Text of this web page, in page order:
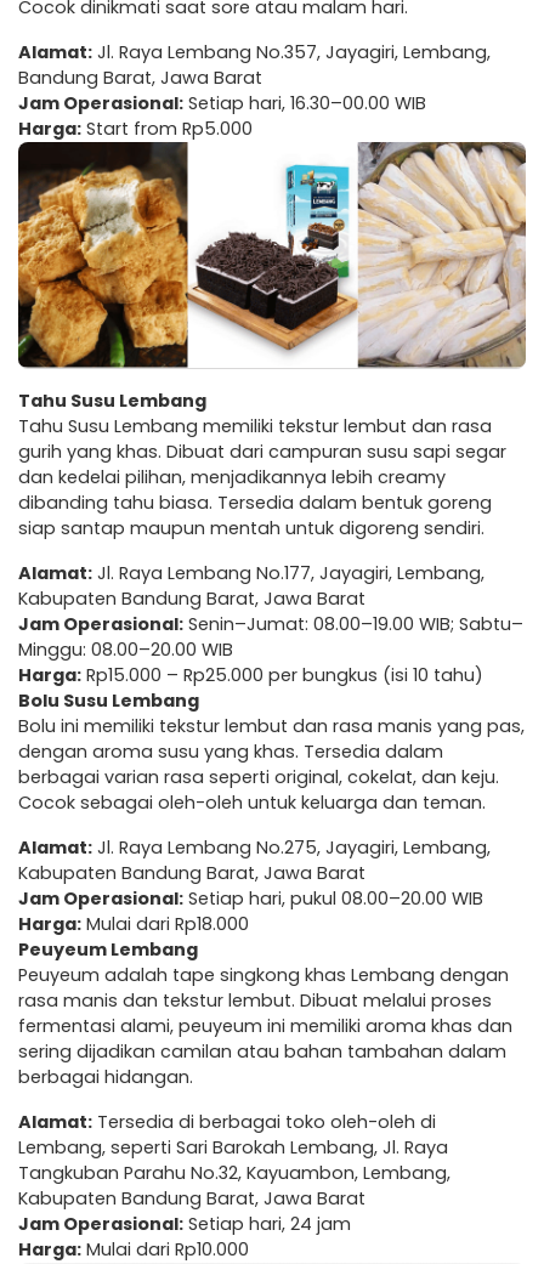
Cocok dinikmati saat sore atau malam hari.
Alamat: Jl. Raya Lembang No.357, Jayagiri, Lembang,
Bandung Barat, Jawa Barat
Jam Operasional: Setiap hari, 16.30–00.00 WIB
Harga: Start from Rp5.000
Tahu Susu Lembang
Tahu Susu Lembang memiliki tekstur lembut dan rasa
gurih yang khas. Dibuat dari campuran susu sapi segar
dan kedelai pilihan, menjadikannya lebih creamy
dibanding tahu biasa. Tersedia dalam bentuk goreng
siap santap maupun mentah untuk digoreng sendiri.
Alamat: Jl. Raya Lembang No.177, Jayagiri, Lembang,
Kabupaten Bandung Barat, Jawa Barat
Jam Operasional: Senin–Jumat: 08.00–19.00 WIB; Sabtu–
Minggu: 08.00–20.00 WIB
Harga: Rp15.000 – Rp25.000 per bungkus (isi 10 tahu)
Bolu Susu Lembang
Bolu ini memiliki tekstur lembut dan rasa manis yang pas,
dengan aroma susu yang khas. Tersedia dalam
berbagai varian rasa seperti original, cokelat, dan keju.
Cocok sebagai oleh-oleh untuk keluarga dan teman.
Alamat: Jl. Raya Lembang No.275, Jayagiri, Lembang,
Kabupaten Bandung Barat, Jawa Barat
Jam Operasional: Setiap hari, pukul 08.00–20.00 WIB
Harga: Mulai dari Rp18.000
Peuyeum Lembang
Peuyeum adalah tape singkong khas Lembang dengan
rasa manis dan tekstur lembut. Dibuat melalui proses
fermentasi alami, peuyeum ini memiliki aroma khas dan
sering dijadikan camilan atau bahan tambahan dalam
berbagai hidangan.
Alamat: Tersedia di berbagai toko oleh-oleh di
Lembang, seperti Sari Barokah Lembang, Jl. Raya
Tangkuban Parahu No.32, Kayuambon, Lembang,
Kabupaten Bandung Barat, Jawa Barat
Jam Operasional: Setiap hari, 24 jam
Harga: Mulai dari Rp10.000